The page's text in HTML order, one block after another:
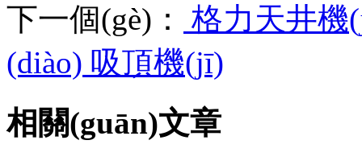
下一個(gè)：
格力天井機
(diào) 吸頂機(jī)
相關(guān)文章